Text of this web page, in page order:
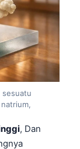
sesuatu
, Dan